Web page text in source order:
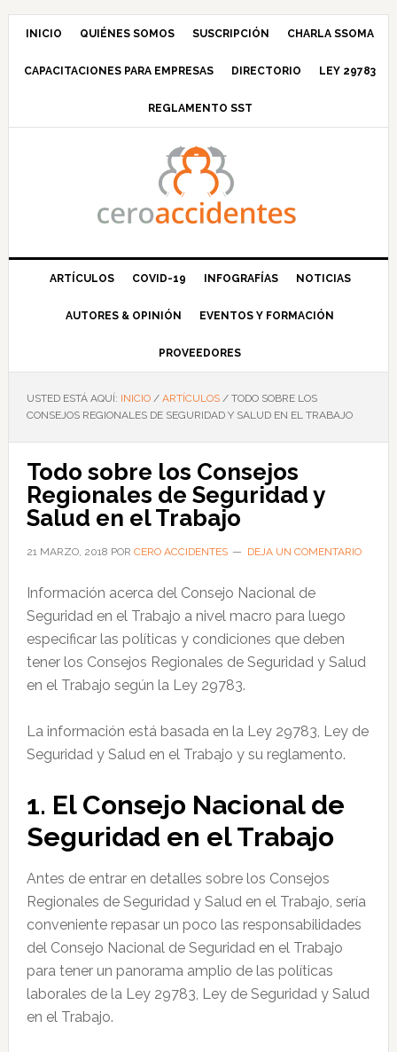
Saltar
navegación
Saltar
principal
Saltar
barra
principal
Saltar
INICIO QUIÉNES SOMOS SUSCRIPCIÓN CHARLA SSOMA
CAPACITACIONES PARA EMPRESAS DIRECTORIO LEY 29783
REGLAMENTO SST
ARTÍCULOS COVID-19 INFOGRAFÍAS NOTICIAS
AUTORES & OPINIÓN EVENTOS Y FORMACIÓN
PROVEEDORES
USTED ESTÁ AQUÍ: INICIO / ARTÍCULOS /TODO SOBRE LOS
CONSEJOS REGIONALES DE SEGURIDAD Y SALUD EN EL TRABAJO
Todo sobre los Consejos
Regionales de Seguridad y
Salud en el Trabajo
21 MARZO, 2018 POR CERO ACCIDENTES DEJA UN COMENTARIO
Información acerca del Consejo Nacional de
Seguridad en el Trabajo a nivel macro para luego
especificar las políticas y condiciones que deben
tener los Consejos Regionales de Seguridad y Salud
en el Trabajo según la Ley 29783.
La información está basada en la Ley 29783, Ley de
Seguridad y Salud en el Trabajo y su reglamento.
1. El Consejo Nacional de
Seguridad en el Trabajo
Antes de entrar en detalles sobre los Consejos
Regionales de Seguridad y Salud en el Trabajo, sería
conveniente repasar un poco las responsabilidades
del Consejo Nacional de Seguridad en el Trabajo
para tener un panorama amplio de las políticas
laborales de la Ley 29783, Ley de Seguridad y Salud
en el Trabajo.